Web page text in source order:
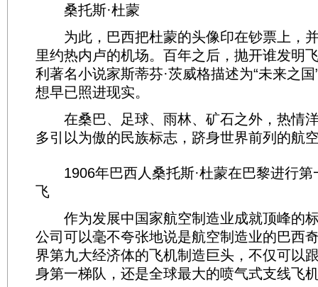
桑托斯·杜蒙
为此，巴西把杜蒙的头像印在钞票上，
里约热内卢的机场。百年之后，抛开谁发明
利著名小说家斯蒂芬·茨威格描述为“未来之
想早已照进现实。
在桑巴、足球、雨林、矿石之外，热情
多引以为傲的民族标志，跻身世界前列的航
1906年巴西人桑托斯·杜蒙在巴黎进行第
飞
作为发展中国家航空制造业成就顶峰的
公司可以毫不夸张地说是航空制造业的巴西
界第九大经济体的飞机制造巨头，不仅可以
身第一梯队，还是全球最大的喷气式支线飞